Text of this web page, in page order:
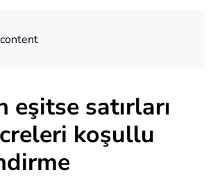
eşitse satırları
koşullu